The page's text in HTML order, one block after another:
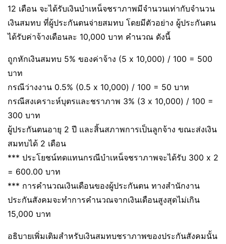
12 เดือน จะได้รับเงินบำเหน็จชราภาพมีจำนวนเท่ากับจำนวน
เงินสมทบ ที่ผู้ประกันตนจ่ายสมทบ โดยมีตัวอย่าง ผู้ประกันตน
ได้รับค่าจ้างเดือนละ 10,000 บาท คำนวณ ดังนี้
ถูกหักเงินสมทบ 5% ของค่าจ้าง (5 x 10,000) / 100 = 500
บาท
กรณีว่างงาน 0.5% (0.5 x 10,000) / 100 = 50 บาท
กรณีสงเคราะห์บุตรและชราภาพ 3% (3 x 10,000) / 100 =
300 บาท
ผู้ประกันตนอายุ 2 ปี และสิ้นสภาพการเป็นลูกจ้าง ขณะส่งเงิน
สมทบได้ 2 เดือน
*** ประโยชน์ทดแทนกรณีบำเหน็จชราภาพจะได้รับ 300 x 2
= 600.00 บาท
*** การคำนวณเงินเดือนของผู้ประกันตน ทางสำนักงาน
ประกันสังคมจะทำการคำนวณจากเงินเดือนสูงสุดไม่เกิน
15,000 บาท
อธิบายเพิ่มเติมสำหรับเงินสมทบชราภาพของประกันสังคมนั้น